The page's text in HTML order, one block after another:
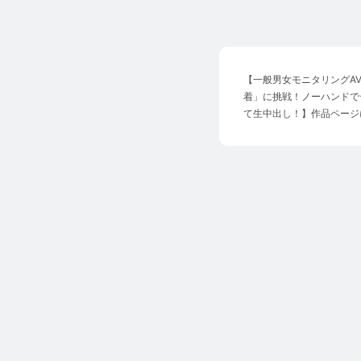
【一般男女モニタリング
着」に挑戦！ノーハンド
て生中出し！ 】作品ペー